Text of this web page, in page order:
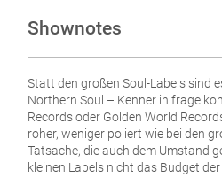
Shownotes
Statt den großen Soul-Labels sind
Northern Soul – Kenner in frage
Records oder Golden World
roher, weniger poliert wie bei den
Tatsache, die auch dem Umstand
kleinen Labels nicht das Budget